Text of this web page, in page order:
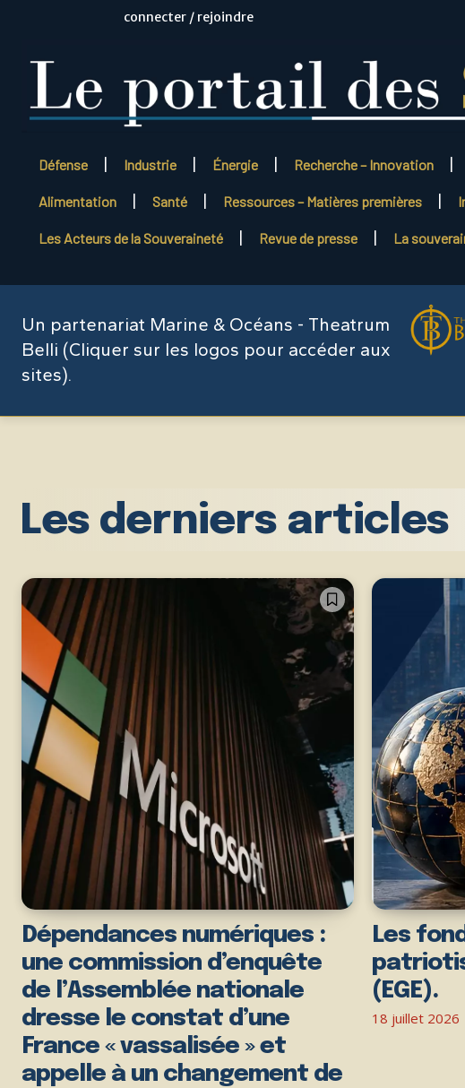
connecter / rejoindre
Défense Industrie Énergie Recherche – Innovation
Alimentation Santé Ressources – Matières premières
Les Acteurs de la Souveraineté Revue de presse La
Un partenariat Marine & Océans - Theatrum
Belli (Cliquer sur les logos pour accéder aux
sites).
Les derniers articles
Dépendances numériques :
une commission d’enquête
de l’Assemblée nationale
dresse le constat d’une
France « vassalisée » et
appelle à un changement de
Les
(EGE).
18 juillet 2026